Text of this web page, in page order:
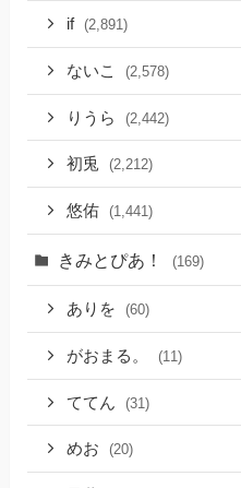
if (2,891)
ないこ (2,578)
りうら (2,442)
初兎 (2,212)
悠佑 (1,441)
きみとぴあ！ (169)
ありを (60)
がおまる。 (11)
ててん (31)
めお (20)